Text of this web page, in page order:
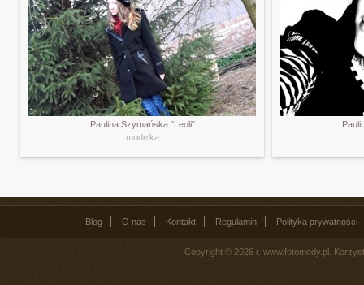
Paulina Szymańska "Leoli"
modelka
Blog O nas Kontakt Regulamin Polityka prywatności
Copyright © 2026 r. www.fotomody.pl.